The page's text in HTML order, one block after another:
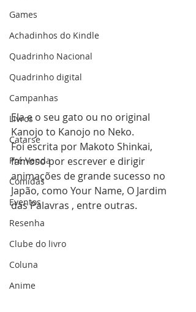
Games
Achadinhos do Kindle
Quadrinho Nacional
Quadrinho digital
Campanhas
Livros
Catarse
Pré Venda
Comidas
Eventos
Resenha
Clube do livro
Coluna
Anime
Ela e o seu gato ou no original
Kanojo to Kanojo no Neko.
Foi escrita por Makoto Shinkai,
famoso por escrever e dirigir
animações de grande sucesso no
Japão, como Your Name, O Jardim
das Palavras , entre outras.